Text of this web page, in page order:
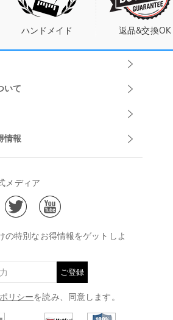
ハンドメイド 返品&交換OK
いて
いて
に基づく表示
入れ
情報
について
の特別なお得情報をゲットしよ
ご登録
リシーを読み、同意します。
メディア